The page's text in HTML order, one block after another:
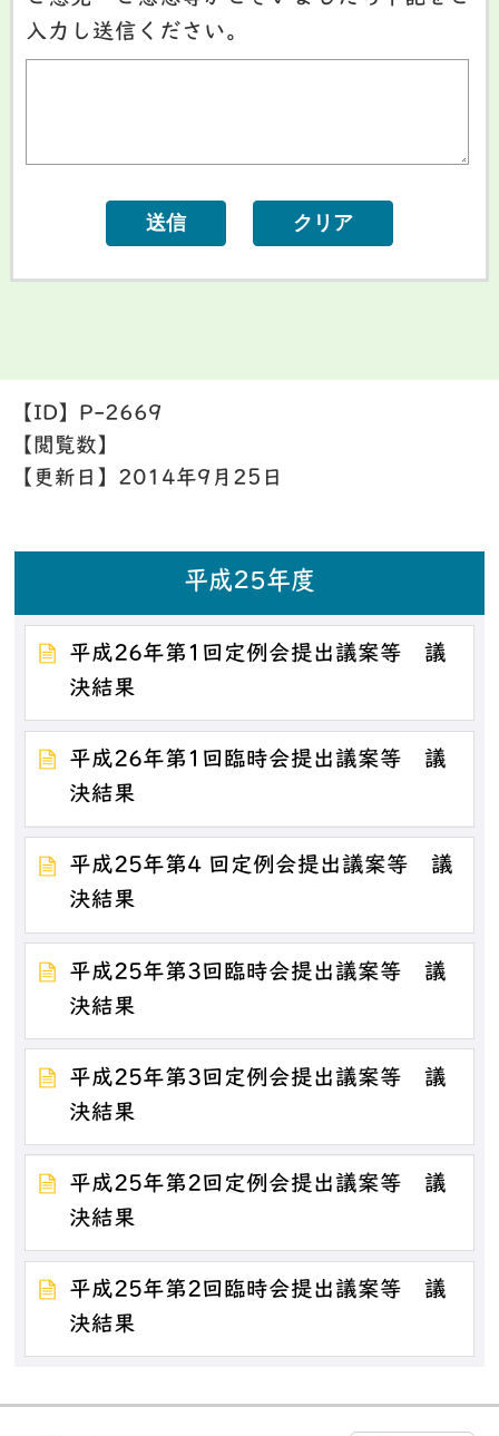
入力し送信ください。
【ID】 P-2669
【閲覧数】
【更新日】 2014年9月25日
平成25年度
平成26年第1回定例会提出議案等 議
決結果
平成26年第1回臨時会提出議案等 議
決結果
平成25年第4 回定例会提出議案等 議
決結果
平成25年第3回臨時会提出議案等 議
決結果
平成25年第3回定例会提出議案等 議
決結果
平成25年第2回定例会提出議案等 議
決結果
平成25年第2回臨時会提出議案等 議
決結果